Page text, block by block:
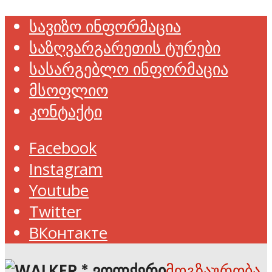
სავიზო ინფორმაცია
საზღვარგარეთის ტურები
სასარგებლო ინფორმაცია
მსოფლიო
კონტაქტი
Facebook
Instagram
Youtube
Twitter
ВКонтакте